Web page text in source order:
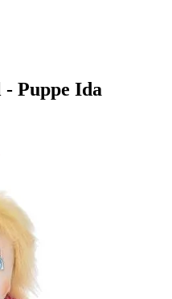
Puppe Ida